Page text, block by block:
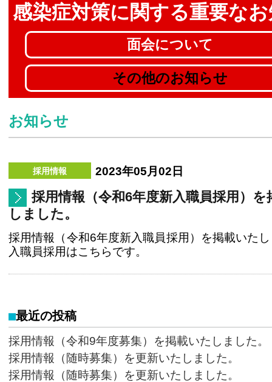
感染症対策に関する重要な
面会について
その他のお知らせ
お知らせ
2023年05月02日
採用情報（令和6年度新入職員採用）を
しました。
採用情報（令和6年度新入職員採用）を掲載いた
入職員採用はこちらです。
最近の投稿
採用情報（令和9年度募集）を掲載いたしました。
採用情報（随時募集）を更新いたしました。
採用情報（随時募集）を更新いたしました。